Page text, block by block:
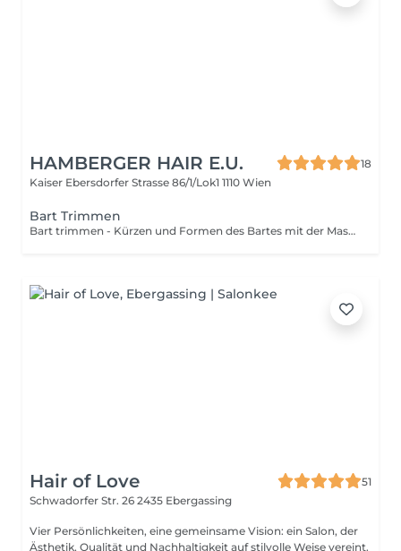
HAMBERGER HAIR E.U.
18
Kaiser Ebersdorfer Strasse 86/1/Lok1 1110 Wien
Bart Trimmen
Bart trimmen - Kürzen und Formen des Bartes mit der Maschine
Hair of Love
51
Schwadorfer Str. 26 2435 Ebergassing
Vier Persönlichkeiten, eine gemeinsame Vision: ein Salon, der
Ästhetik, Qualität und Nachhaltigkeit auf stilvolle Weise vereint.